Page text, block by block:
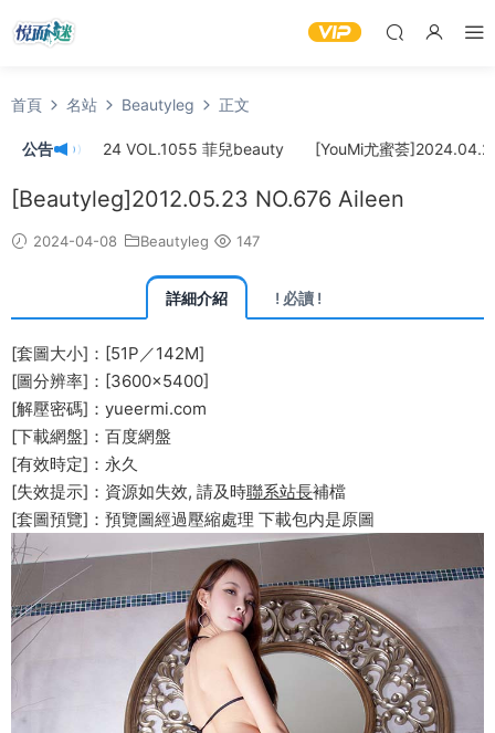
首頁 名站 Beautyleg 正文
公告
]2024.04.24 VOL.1055 菲兒beauty [YouMi尤蜜荟]2024.04.22
[Beautyleg]2012.05.23 NO.676 Aileen
2024-04-08 Beautyleg 147
詳細介紹 ! 必讀 !
[套圖大小]：[51P／142M]
[圖分辨率]：[3600×5400]
[解壓密碼]：yueermi.com
[下載網盤]：百度網盤
[有效時定]：永久
[失效提示]：資源如失效, 請及時聯系站長補檔
[套圖預覽]：預覽圖經過壓縮處理 下載包内是原圖